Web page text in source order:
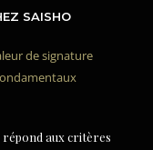
SAISHO
de signature
répond aux critères